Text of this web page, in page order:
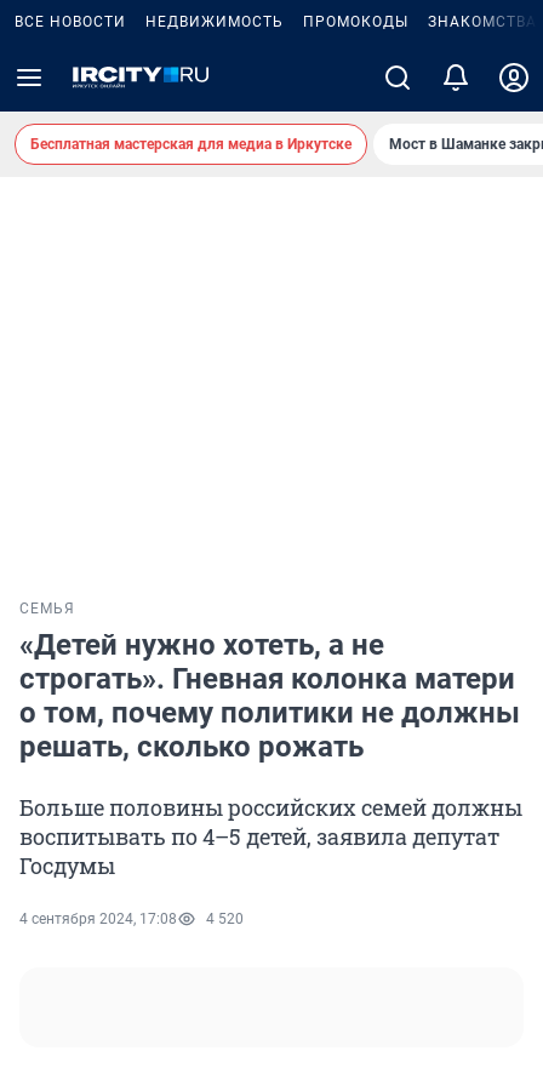
ВСЕ НОВОСТИ НЕДВИЖИМОСТЬ ПРОМОКОДЫ ЗНАКОМСТВА
Бесплатная мастерская для медиа в Иркутске Мост в Шаманке
СЕМЬЯ
«Детей нужно хотеть, а не
строгать». Гневная колонка матери
о том, почему политики не должны
решать, сколько рожать
Больше половины российских семей должны
воспитывать по 4–5 детей, заявила депутат
Госдумы
4 сентября 2024, 17:08 4 520